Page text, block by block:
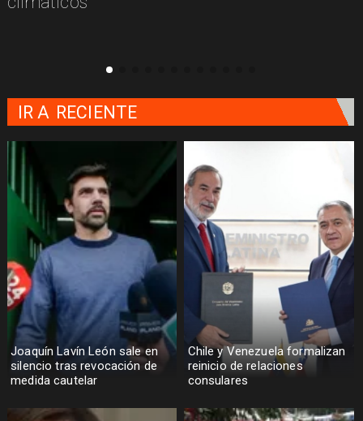
Joaquín Lavín León sale en
silencio tras revocación de
medida cautelar
Chile y Venezuela formalizan
reinicio de relaciones
consulares
IR A RECIENTE